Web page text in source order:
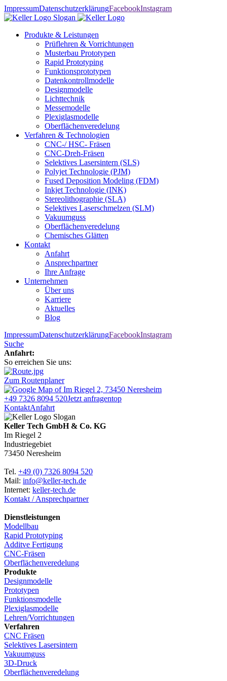
ImpressumDatenschutzerklärungFacebookInstagram
Produkte & Leistungen
Prüflehren & Vorrichtungen
Musterbau Prototypen
Rapid Prototyping
Funktionsprototypen
Datenkontrollmodelle
Designmodelle
Lichttechnik
Messemodelle
Plexiglasmodelle
Oberflächenveredelung
Verfahren & Technologien
CNC-/ HSC- Fräsen
CNC-Dreh-Fräsen
Selektives Lasersintern (SLS)
Polyjet Technologie (PJM)
Fused Deposition Modeling (FDM)
Inkjet Technologie (INK)
Stereolithographie (SLA)
Selektives Laserschmelzen (SLM)
Vakuumguss
Oberflächenveredelung
Chemisches Glätten
Kontakt
Anfahrt
Ansprechpartner
Ihre Anfrage
Unternehmen
Über uns
Karriere
Aktuelles
Blog
ImpressumDatenschutzerklärungFacebookInstagram
Suche
Anfahrt:
So erreichen Sie uns:
Zum Routenplaner
+49 7326 8094 520Jetzt anfragentop
KontaktAnfahrt
Keller Tech GmbH & Co. KG
Im Riegel 2
Industriegebiet
73450 Neresheim
Tel. +49 (0) 7326 8094 520
Mail: info@keller-tech.de
Internet: keller-tech.de
Kontakt / Ansprechpartner
Dienstleistungen
Modellbau
Rapid Prototyping
Additve Fertigung
CNC-Fräsen
Oberflächenveredelung
Produkte
Designmodelle
Prototypen
Funktionsmodelle
Plexiglasmodelle
Lehren/Vorrichtungen
Verfahren
CNC Fräsen
Selektives Lasersintern
Vakuumguss
3D-Druck
Oberflächenveredelung